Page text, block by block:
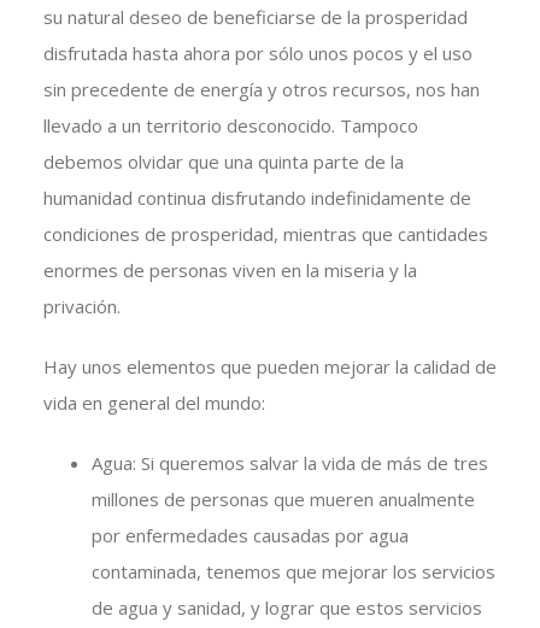
su natural deseo de beneficiarse de la prosperidad
disfrutada hasta ahora por sólo unos pocos y el uso
sin precedente de energía y otros recursos, nos han
llevado a un territorio desconocido. Tampoco
debemos olvidar que una quinta parte de la
humanidad continua disfrutando indefinidamente de
condiciones de prosperidad, mientras que cantidades
enormes de personas viven en la miseria y la
privación.
Hay unos elementos que pueden mejorar la calidad de
vida en general del mundo:
Agua: Si queremos salvar la vida de más de tres
millones de personas que mueren anualmente
por enfermedades causadas por agua
contaminada, tenemos que mejorar los servicios
de agua y sanidad, y lograr que estos servicios